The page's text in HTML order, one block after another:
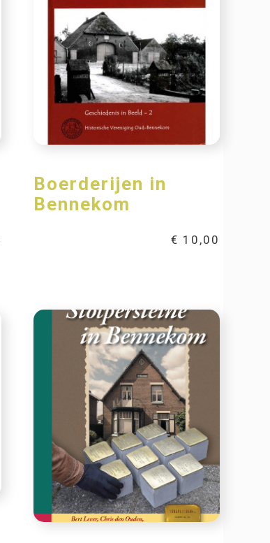
Boerderijen in
Bennekom
€ 10,00